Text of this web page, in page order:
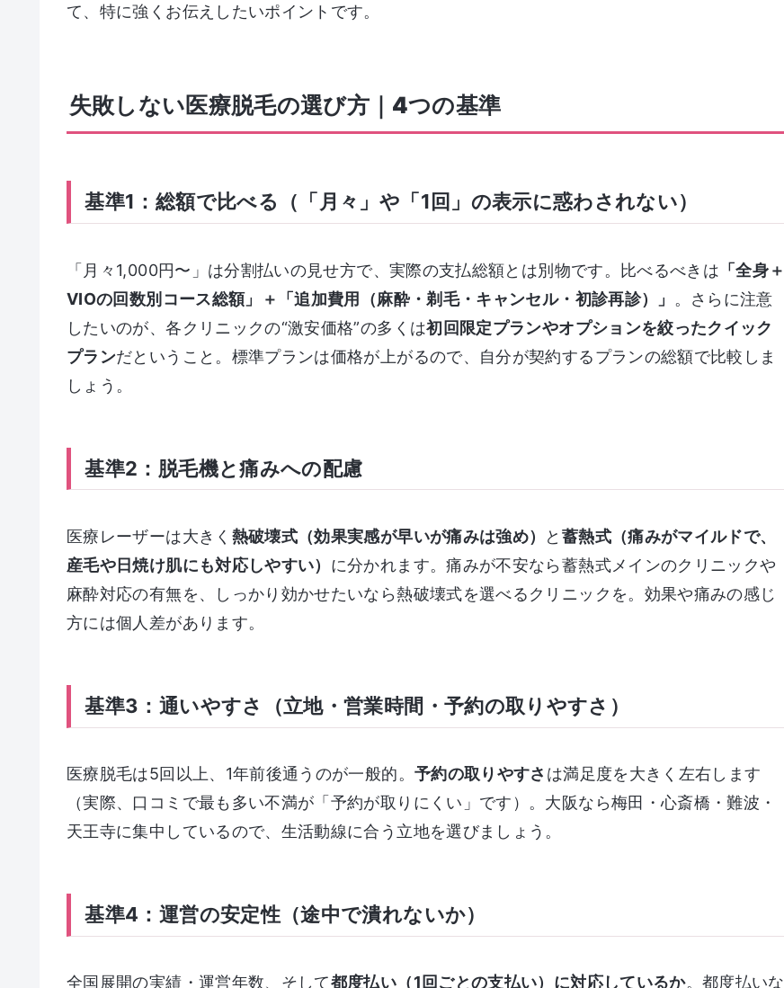
て、特に強くお伝えしたいポイントです。
失敗しない医療脱毛の選び方｜4つの基準
基準1：総額で比べる（「月々」や「1回」の表示に惑わされない）
「月々1,000円〜」は分割払いの見せ方で、実際の支払総額とは別物です。比べるべきは 「全身＋
VIOの回数別コース総額」＋「追加費用（麻酔・剃毛・キャンセル・初診再診）」
。さらに注意
したいのが、各クリニックの“激安価格”の多くは初回限定プランやオプションを絞ったクイック
プランだということ。標準プランは価格が上がるので、自分が契約するプランの総額で比較しま
しょう。
基準2：脱毛機と痛みへの配慮
医療レーザーは大きく 熱破壊式（効果実感が早いが痛みは強め） と 蓄熱式（痛みがマイルドで、
産毛や日焼け肌にも対応しやすい） に分かれます。痛みが不安なら蓄熱式メインのクリニックや
麻酔対応の有無を、しっかり効かせたいなら熱破壊式を選べるクリニックを。効果や痛みの感じ
方には個人差があります。
基準3：通いやすさ（立地・営業時間・予約の取りやすさ）
医療脱毛は5回以上、1年前後通うのが一般的。 予約の取りやすさ は満足度を大きく左右します
（実際、口コミで最も多い不満が「予約が取りにくい」です）。大阪なら梅田・心斎橋・難波・
天王寺に集中しているので、生活動線に合う立地を選びましょう。
基準4：運営の安定性（途中で潰れないか）
全国展開の実績・運営年数、そして都度払い（1回ごとの支払い）に対応しているか。都度払いな